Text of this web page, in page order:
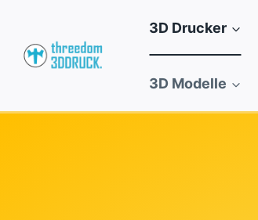
springen
3D Drucker
3D Modelle